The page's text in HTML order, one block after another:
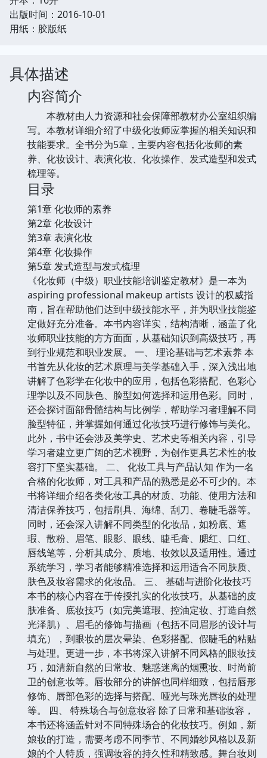
出版时间：2016-10-01
用纸：胶版纸
具体描述
内容简介
本教材由人力资源和社会保障部教材办公室组织编
写。本教材详细介绍了中级化妆师应掌握的相关知识和
技能要求。全书分为5章，主要内容包括化妆师的素
养、化妆设计、表演化妆、化妆操作、发式造型和发式
梳理等。
目录
第1章 化妆师的素养
第2章 化妆设计
第3章 表演化妆
第4章 化妆操作
第5章 发式造型与发式梳理
《化妆师（中级）职业技能培训鉴定教材》是一本为
aspiring professional makeup artists 设计的权威指
南，旨在帮助他们达到中级技能水平，并为职业技能鉴
定做好充分准备。本书内容详实，结构清晰，涵盖了化
妆师职业技能的方方面面，从基础知识到高级技巧，再
到行业规范和职业发展。 一、 理论基础与艺术素养 本
书首先从化妆的艺术原理与美学基础入手，深入浅出地
讲解了色彩学在化妆中的应用，包括色彩搭配、色彩心
理学以及不同肤色、脸型如何选择和运用色彩。同时，
还会探讨面部骨骼结构与比例学，帮助学习者理解不同
脸型特征，并掌握如何通过化妆技巧进行修饰与美化。
此外，书中还会涉及美学史、艺术史等相关内容，引导
学习者建立更广阔的艺术视野，为创作更具艺术性的妆
容打下坚实基础。 二、 化妆工具与产品认知 作为一名
合格的化妆师，对工具和产品的熟悉是必不可少的。本
书将详细介绍各类化妆工具的材质、功能、使用方法和
清洁保养技巧，包括刷具、海绵、刮刀、卷睫毛器等。
同时，还会深入讲解不同类型的化妆品，如粉底、遮
瑕、散粉、眉笔、眼影、眼线、睫毛膏、腮红、口红、
唇线笔等，分析其成分、质地、妆效以及适用性。通过
系统学习，学习者能够精准选择和运用适合不同肤质、
肤色及妆容需求的化妆品。 三、 基础与进阶化妆技巧
本书的核心内容在于传授扎实的化妆技巧。从基础的皮
肤准备、底妆技巧（如完美遮瑕、控油定妆、打造自然
光泽肌）、眉毛的修饰与描画（包括不同眉形的设计与
填充），到眼妆的层次晕染、色彩搭配、假睫毛的粘贴
与处理。更进一步，本书将深入讲解不同风格的眼妆技
巧，如清新自然的日常妆、魅惑迷离的烟熏妆、时尚前
卫的创意妆等。唇妆部分的讲解也同样细致，包括唇形
修饰、唇部色彩的选择与搭配、哑光与珠光唇妆的处理
等。 四、 特殊场合与创意妆容 除了日常和基础妆容，
本书还将涵盖针对不同特殊场合的化妆技巧。例如，新
娘妆的打造，需要考虑不同季节、不同婚纱风格以及新
娘的个人特质，强调妆容的持久性和精致感。舞台妆则